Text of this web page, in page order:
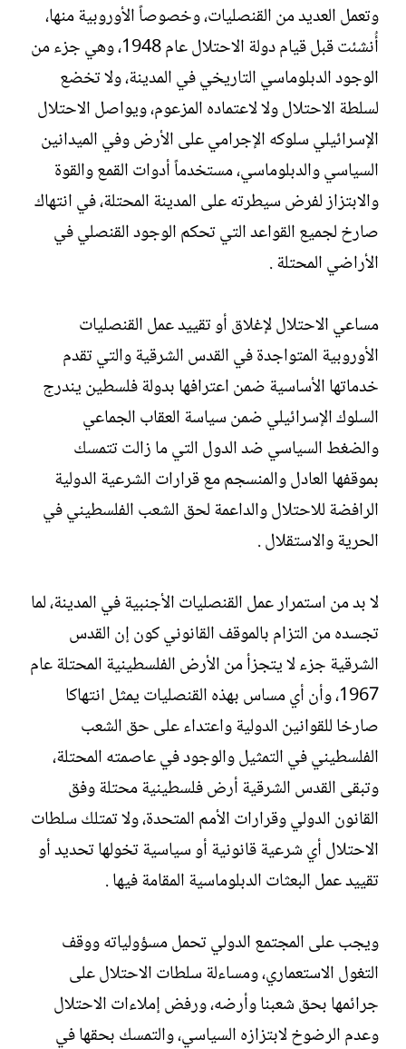
وتعمل العديد من القنصليات، وخصوصاً الأوروبية منها،
أُنشئت قبل قيام دولة الاحتلال عام 1948، وهي جزء من
الوجود الدبلوماسي التاريخي في المدينة، ولا تخضع
لسلطة الاحتلال ولا لاعتماده المزعوم، ويواصل الاحتلال
الإسرائيلي سلوكه الإجرامي على الأرض وفي الميدانين
السياسي والدبلوماسي، مستخدماً أدوات القمع والقوة
والابتزاز لفرض سيطرته على المدينة المحتلة، في انتهاك
صارخ لجميع القواعد التي تحكم الوجود القنصلي في
الأراضي المحتلة .
مساعي الاحتلال لإغلاق أو تقييد عمل القنصليات
الأوروبية المتواجدة في القدس الشرقية والتي تقدم
خدماتها الأساسية ضمن اعترافها بدولة فلسطين يندرج
السلوك الإسرائيلي ضمن سياسة العقاب الجماعي
والضغط السياسي ضد الدول التي ما زالت تتمسك
بموقفها العادل والمنسجم مع قرارات الشرعية الدولية
الرافضة للاحتلال والداعمة لحق الشعب الفلسطيني في
الحرية والاستقلال .
لا بد من استمرار عمل القنصليات الأجنبية في المدينة، لما
تجسده من التزام بالموقف القانوني كون إن القدس
الشرقية جزء لا يتجزأ من الأرض الفلسطينية المحتلة عام
1967، وأن أي مساس بهذه القنصليات يمثل انتهاكا
صارخا للقوانين الدولية واعتداء على حق الشعب
الفلسطيني في التمثيل والوجود في عاصمته المحتلة،
وتبقى القدس الشرقية أرض فلسطينية محتلة وفق
القانون الدولي وقرارات الأمم المتحدة، ولا تمتلك سلطات
الاحتلال أي شرعية قانونية أو سياسية تخولها تحديد أو
تقييد عمل البعثات الدبلوماسية المقامة فيها .
ويجب على المجتمع الدولي تحمل مسؤولياته ووقف
التغول الاستعماري، ومساءلة سلطات الاحتلال على
جرائمها بحق شعبنا وأرضه، ورفض إملاءات الاحتلال
وعدم الرضوخ لابتزازه السياسي، والتمسك بحقها في